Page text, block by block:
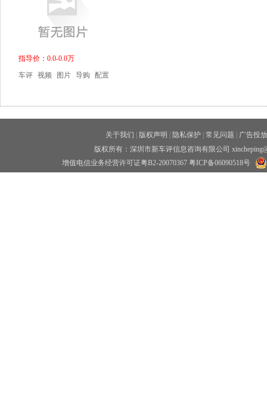
指导价：0.0-0.0万
车评 视频 图片 导购 配置
关于我们 版权声明 隐私保护 常见问题
广告投放
版权所有：深圳市新车评信息咨询有限公司
增值电信业务经营许可证粤B2-20070367 粤ICP备06090518号